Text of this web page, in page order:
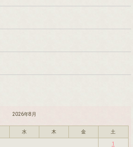
2026年8月
水 木 金 土
1